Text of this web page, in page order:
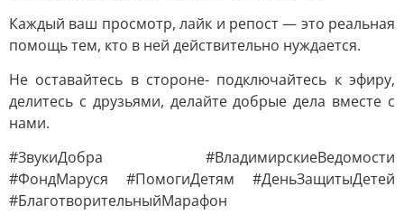
Каждый ваш просмотр, лайк и репост — это реальная
помощь тем, кто в ней действительно нуждается.
Не оставайтесь в стороне- подключайтесь к эфиру,
делитесь с друзьями, делайте добрые дела вместе с
нами.
#ЗвукиДобра #ВладимирскиеВедомости
#ФондМаруся #ПомогиДетям #ДеньЗащитыДетей
#БлаготворительныйМарафон